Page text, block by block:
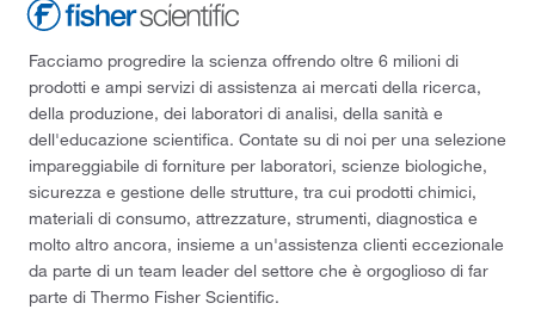
Facciamo progredire la scienza offrendo oltre 6 milioni di
prodotti e ampi servizi di assistenza ai mercati della ricerca,
della produzione, dei laboratori di analisi, della sanità e
dell'educazione scientifica. Contate su di noi per una selezione
impareggiabile di forniture per laboratori, scienze biologiche,
sicurezza e gestione delle strutture, tra cui prodotti chimici,
materiali di consumo, attrezzature, strumenti, diagnostica e
molto altro ancora, insieme a un'assistenza clienti eccezionale
da parte di un team leader del settore che è orgoglioso di far
parte di Thermo Fisher Scientific.